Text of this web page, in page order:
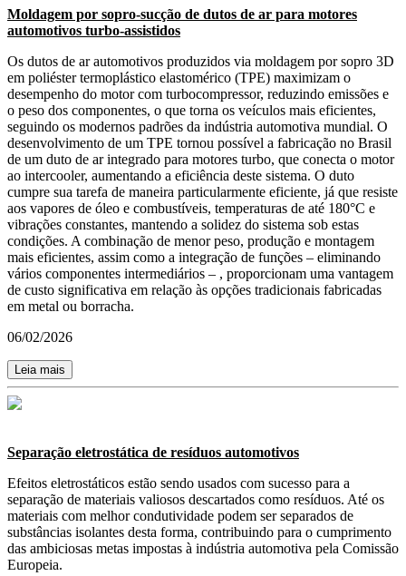
Moldagem por sopro-sucção de dutos de ar para motores
automotivos turbo-assistidos
Os dutos de ar automotivos produzidos via moldagem por sopro 3D
em poliéster termoplástico elastomérico (TPE) maximizam o
desempenho do motor com turbocompressor, reduzindo emissões e
o peso dos componentes, o que torna os veículos mais eficientes,
seguindo os modernos padrões da indústria automotiva mundial. O
desenvolvimento de um TPE tornou possível a fabricação no Brasil
de um duto de ar integrado para motores turbo, que conecta o motor
ao intercooler, aumentando a eficiência deste sistema. O duto
cumpre sua tarefa de maneira particularmente eficiente, já que resiste
aos vapores de óleo e combustíveis, temperaturas de até 180°C e
vibrações constantes, mantendo a solidez do sistema sob estas
condições. A combinação de menor peso, produção e montagem
mais eficientes, assim como a integração de funções – eliminando
vários componentes intermediários – , proporcionam uma vantagem
de custo significativa em relação às opções tradicionais fabricadas
em metal ou borracha.
06/02/2026
Leia mais
Separação eletrostática de resíduos automotivos
Efeitos eletrostáticos estão sendo usados com sucesso para a
separação de materiais valiosos descartados como resíduos. Até os
materiais com melhor condutividade podem ser separados de
substâncias isolantes desta forma, contribuindo para o cumprimento
das ambiciosas metas impostas à indústria automotiva pela Comissão
Europeia.